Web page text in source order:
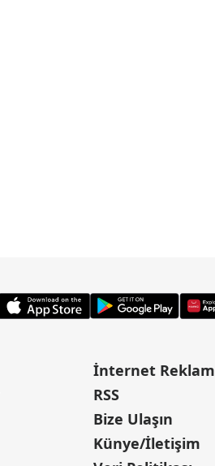
İnternet Reklam
RSS
Bize Ulaşın
Künye/İletişim